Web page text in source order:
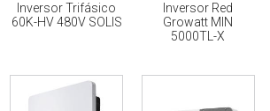
Inversor Trifásico
60K-HV 480V SOLIS
Inversor Red
Growatt MIN
5000TL-X